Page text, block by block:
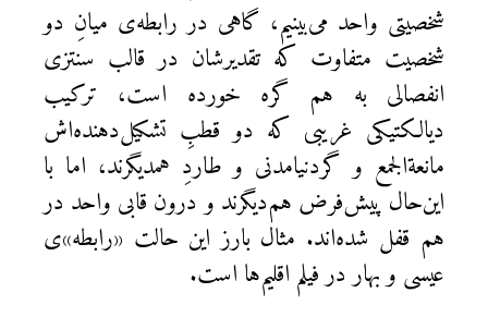
شخصیتی واحد می‌بینیم، گاهی در رابطه‌ی میانِ دو
شخصیت متفاوت که تقدیرشان در قالب سنتزی
انفصالی به هم گره خورده است، ترکیب
دیالکتیکی غریبی که دو قطبِ تشکیل‌دهنده‌اش
مانعةالجمع و گردنیامدنی و طاردِ همدیگرند، اما با
این‌حال پیش‌فرض هم‌دیگرند و درون قابی واحد در
هم قفل شده‌اند. مثال بارز این حالت «رابطه»ی
عیسی و بهار در فیلم اقلیم‌ها است.